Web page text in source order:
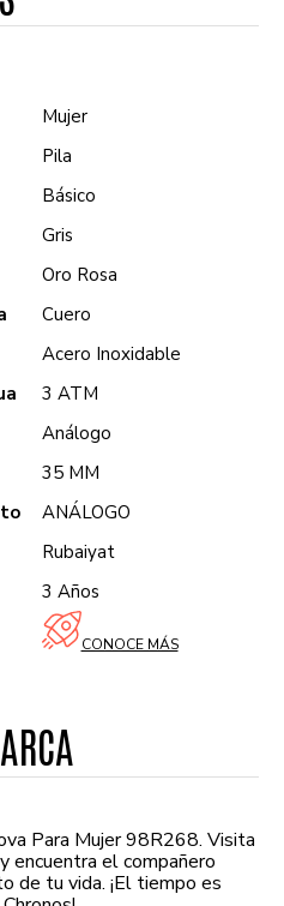
Mujer
Pila
Básico
Gris
Oro Rosa
Cuero
Acero Inoxidable
3 ATM
Análogo
35 MM
ANÁLOGO
Rubaiyat
3 Años
CONOCE MÁS
Para Mujer 98R268. Visita
encuentra el compañero
de tu vida. ¡El tiempo es